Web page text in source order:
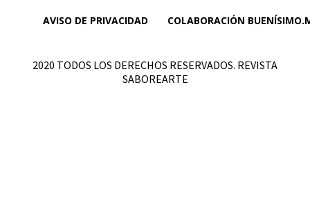
AVISO DE PRIVACIDAD COLABORACIÓN
2020 TODOS LOS DERECHOS RESERVADOS. REVISTA
SABOREARTE